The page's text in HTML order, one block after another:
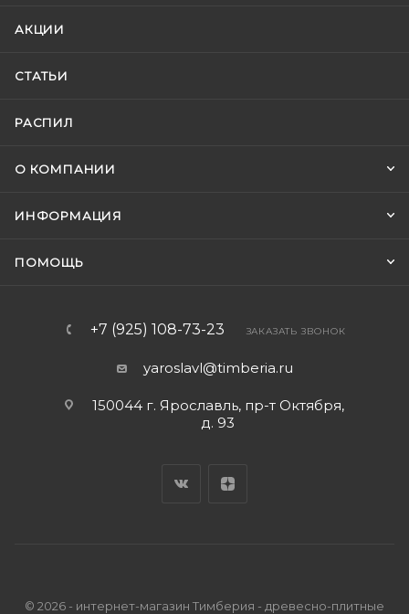
АКЦИИ
СТАТЬИ
РАСПИЛ
О КОМПАНИИ
ИНФОРМАЦИЯ
ПОМОЩЬ
+7 (925) 108-73-23 ЗАКАЗАТЬ ЗВОНОК
yaroslavl@timberia.ru
150044 г. Ярославль, пр-т Октября,
д. 93
© 2026 - интернет-магазин Тимберия - древесно-плитные